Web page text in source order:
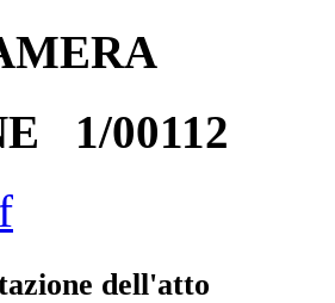
1/00112
dell'atto